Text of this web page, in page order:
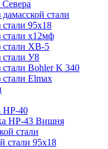
стали
95х18
х12мф
стали ХВ-5
У8
Bohler K 340
Elmax
НР-40
НР-43 Вишня
стали
стали 95х18